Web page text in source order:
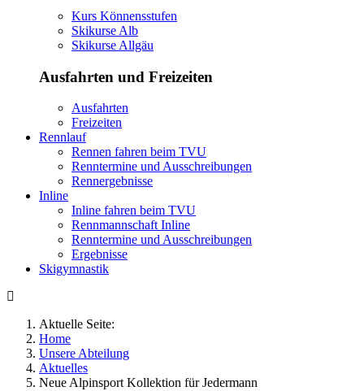
Kurs Könnensstufen
Skikurse Alb
Skikurse Allgäu
Ausfahrten und Freizeiten
Ausfahrten
Freizeiten
Rennlauf
Rennen fahren beim TVU
Renntermine und Ausschreibungen
Rennergebnisse
Inline
Inline fahren beim TVU
Rennmannschaft Inline
Renntermine und Ausschreibungen
Ergebnisse
Skigymnastik
Aktuelle Seite:
Home
Unsere Abteilung
Aktuelles
Neue Alpinsport Kollektion für Jedermann